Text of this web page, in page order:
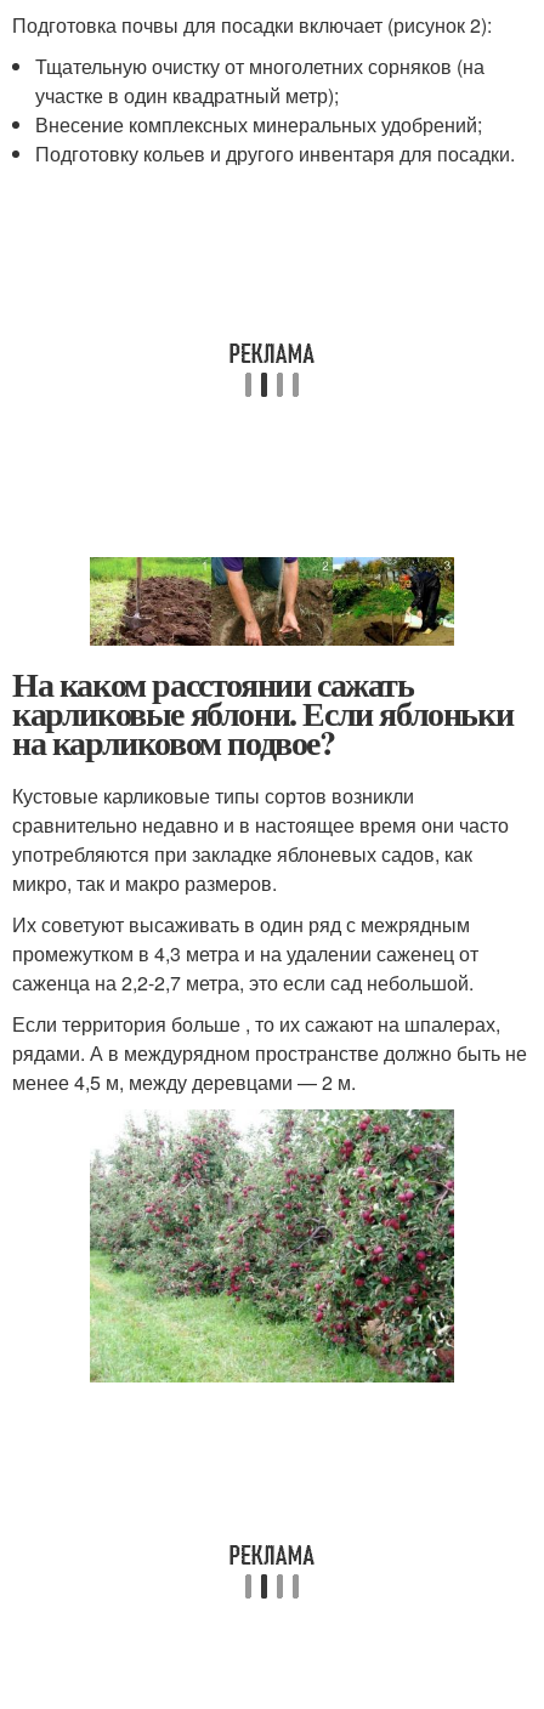
Подготовка почвы для посадки включает (рисунок 2):
Тщательную очистку от многолетних сорняков (на
участке в один квадратный метр);
Внесение комплексных минеральных удобрений;
Подготовку кольев и другого инвентаря для посадки.
На каком расстоянии сажать
карликовые яблони. Если яблоньки
на карликовом подвое?
Кустовые карликовые типы сортов возникли
сравнительно недавно и в настоящее время они часто
употребляются при закладке яблоневых садов, как
микро, так и макро размеров.
Их советуют высаживать в один ряд с межрядным
промежутком в 4,3 метра и на удалении саженец от
саженца на 2,2-2,7 метра, это если сад небольшой.
Если территория больше , то их сажают на шпалерах,
рядами. А в междурядном пространстве должно быть не
менее 4,5 м, между деревцами — 2 м.